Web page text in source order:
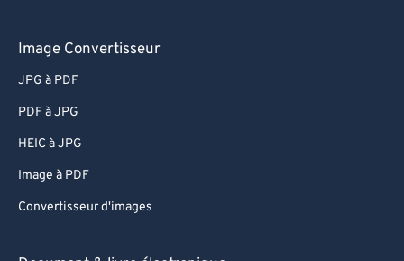
Image Convertisseur
JPG à PDF
PDF à JPG
HEIC à JPG
Image à PDF
Convertisseur d'images